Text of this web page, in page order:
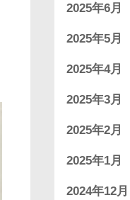
2025年6月
2025年5月
2025年4月
2025年3月
2025年2月
2025年1月
2024年12月